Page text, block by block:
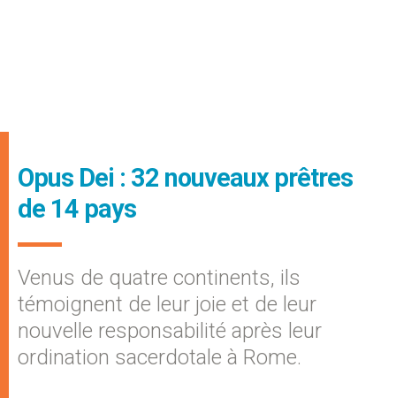
Opus Dei : 32 nouveaux prêtres
de 14 pays
Venus de quatre continents, ils
témoignent de leur joie et de leur
nouvelle responsabilité après leur
ordination sacerdotale à Rome.